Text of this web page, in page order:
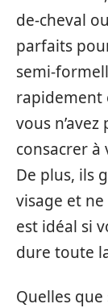
de-cheval
parfaits
semi-
rapidement
vous
consacrer
De plus, ils
visage et
est idéal si
dure toute
Quelles